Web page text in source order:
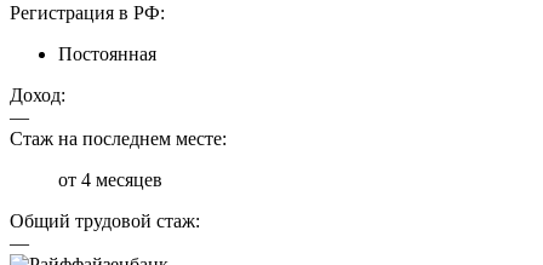
Регистрация в РФ:
Постоянная
Доход:
—
Стаж на последнем месте:
от 4 месяцев
Общий трудовой стаж:
—